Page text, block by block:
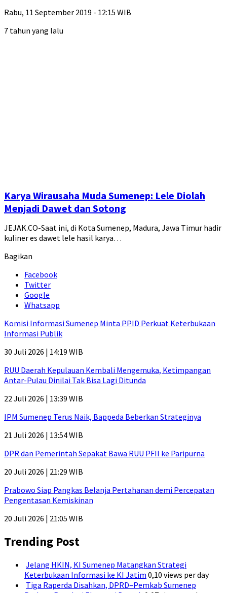
Rabu, 11 September 2019 - 12:15 WIB
7 tahun yang lalu
Karya Wirausaha Muda Sumenep: Lele Diolah
Menjadi Dawet dan Sotong
JEJAK.CO-Saat ini, di Kota Sumenep, Madura, Jawa Timur hadir
kuliner es dawet lele hasil karya…
Bagikan
Facebook
Twitter
Google
Whatsapp
Komisi Informasi Sumenep Minta PPID Perkuat Keterbukaan
Informasi Publik
30 Juli 2026 | 14:19 WIB
RUU Daerah Kepulauan Kembali Mengemuka, Ketimpangan
Antar-Pulau Dinilai Tak Bisa Lagi Ditunda
22 Juli 2026 | 13:39 WIB
IPM Sumenep Terus Naik, Bappeda Beberkan Strateginya
21 Juli 2026 | 13:54 WIB
DPR dan Pemerintah Sepakat Bawa RUU PFII ke Paripurna
20 Juli 2026 | 21:29 WIB
Prabowo Siap Pangkas Belanja Pertahanan demi Percepatan
Pengentasan Kemiskinan
20 Juli 2026 | 21:05 WIB
Trending Post
Jelang HKIN, KI Sumenep Matangkan Strategi
Keterbukaan Informasi ke KI Jatim 0,10 views per day
Tiga Raperda Disahkan, DPRD–Pemkab Sumenep